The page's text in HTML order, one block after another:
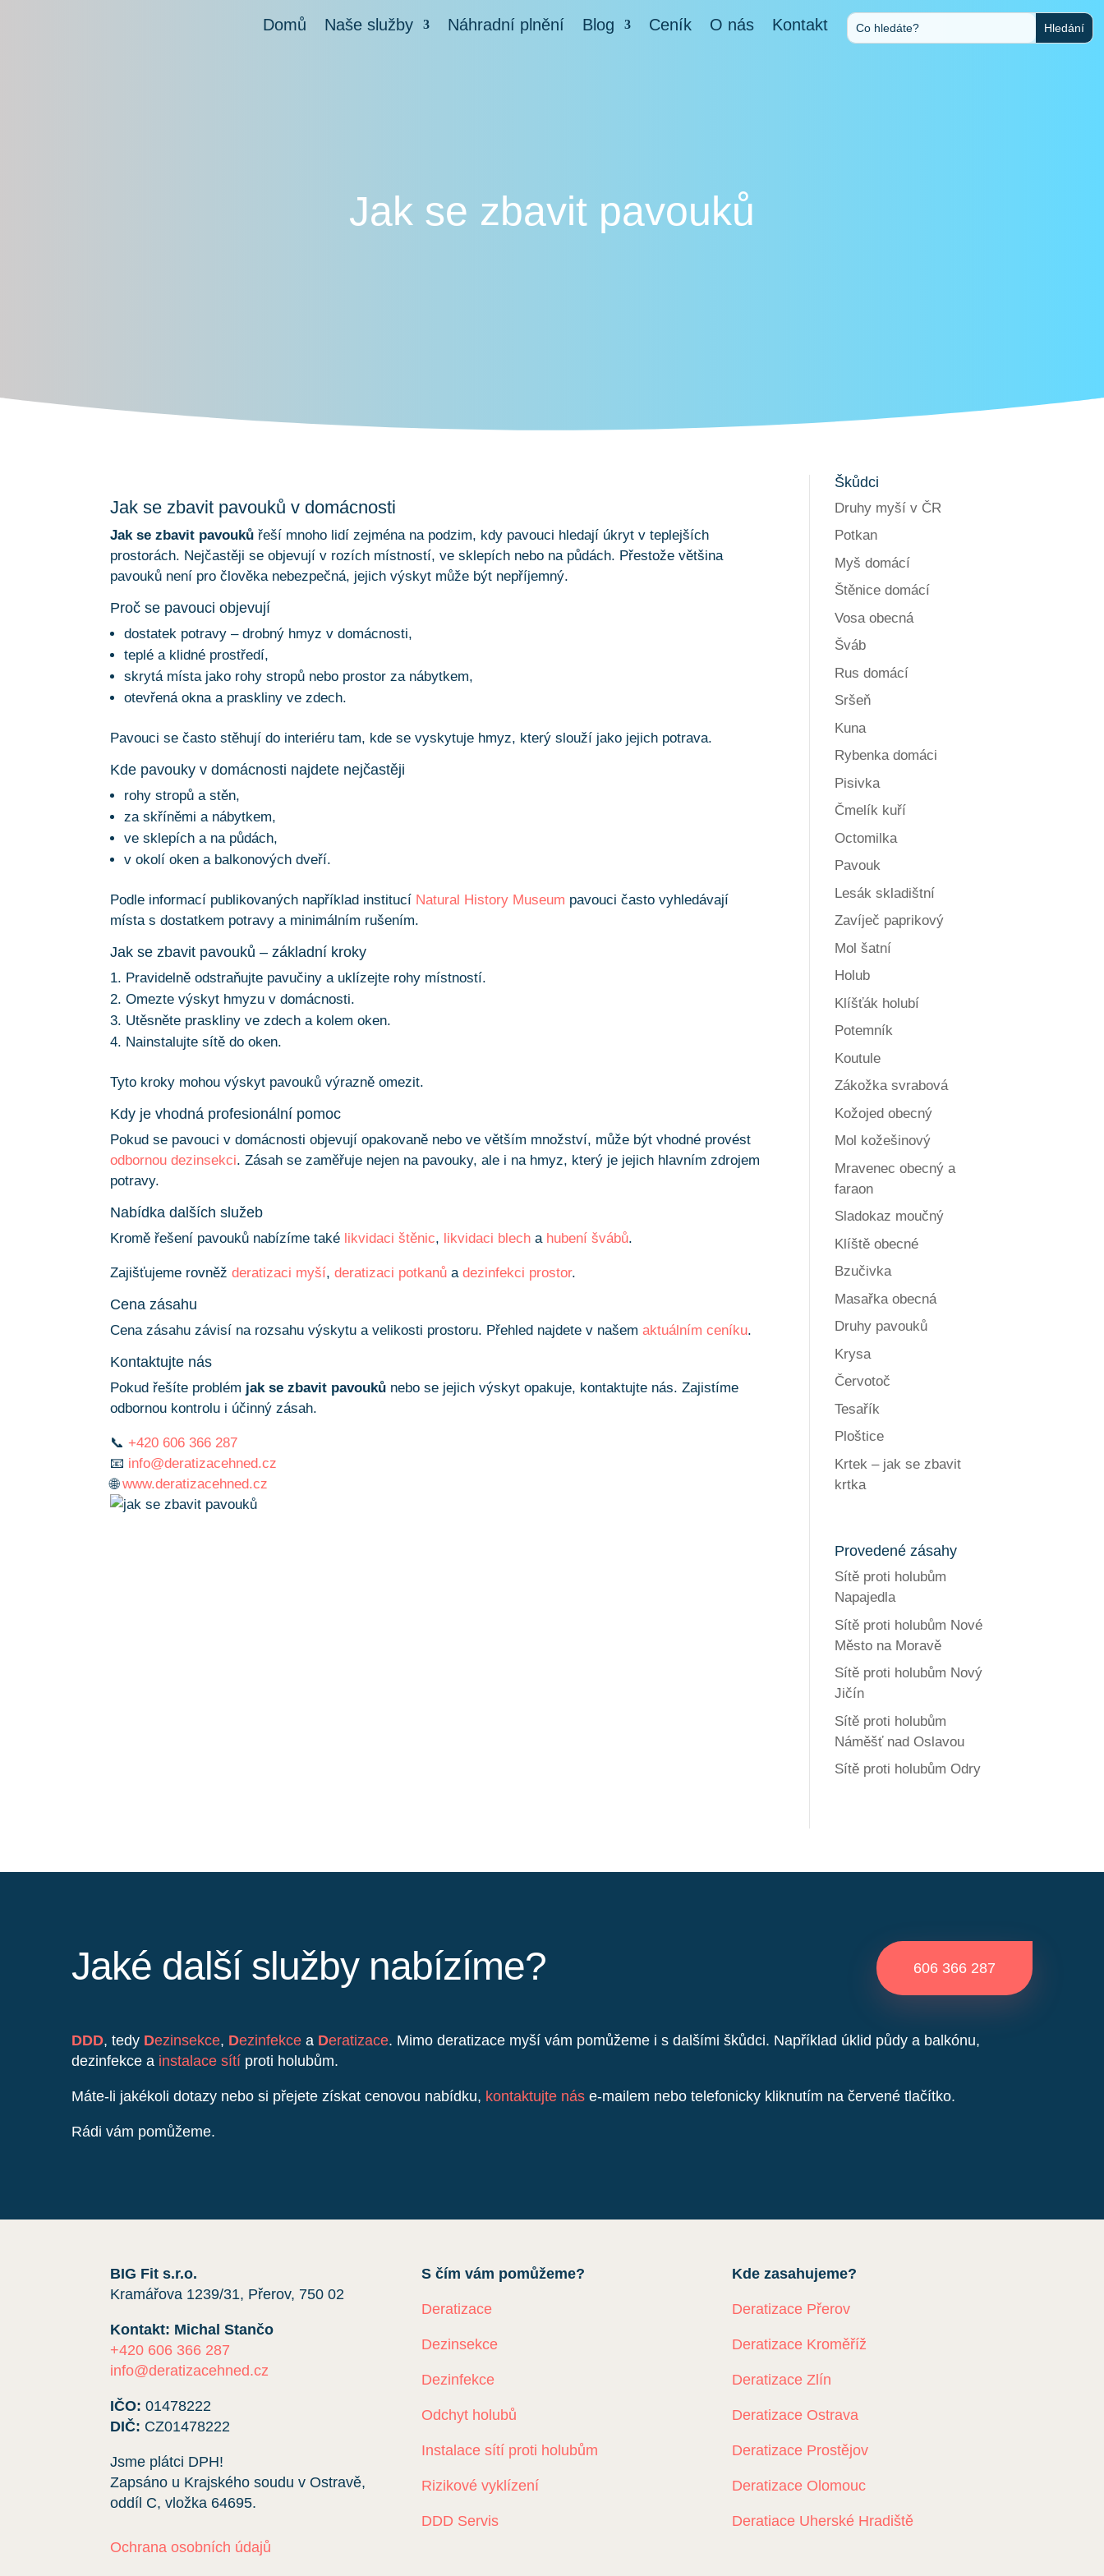
Domů Naše služby Náhradní plnění Blog Ceník O nás Kontakt
Jak se zbavit pavouků
Jak se zbavit pavouků v domácnosti
Jak se zbavit pavouků řeší mnoho lidí zejména na podzim, kdy pavouci hledají úkryt v teplejších
prostorách. Nejčastěji se objevují v rozích místností, ve sklepích nebo na půdách. Přestože většina
pavouků není pro člověka nebezpečná, jejich výskyt může být nepříjemný.
Proč se pavouci objevují
dostatek potravy – drobný hmyz v domácnosti,
teplé a klidné prostředí,
skrytá místa jako rohy stropů nebo prostor za nábytkem,
otevřená okna a praskliny ve zdech.
Pavouci se často stěhují do interiéru tam, kde se vyskytuje hmyz, který slouží jako jejich potrava.
Kde pavouky v domácnosti najdete nejčastěji
rohy stropů a stěn,
za skříněmi a nábytkem,
ve sklepích a na půdách,
v okolí oken a balkonových dveří.
Podle informací publikovaných například institucí Natural History Museum pavouci často vyhledávají
místa s dostatkem potravy a minimálním rušením.
Jak se zbavit pavouků – základní kroky
Pravidelně odstraňujte pavučiny a uklízejte rohy místností.
Omezte výskyt hmyzu v domácnosti.
Utěsněte praskliny ve zdech a kolem oken.
Nainstalujte sítě do oken.
Tyto kroky mohou výskyt pavouků výrazně omezit.
Kdy je vhodná profesionální pomoc
Pokud se pavouci v domácnosti objevují opakovaně nebo ve větším množství, může být vhodné provést
odbornou dezinsekci. Zásah se zaměřuje nejen na pavouky, ale i na hmyz, který je jejich hlavním zdrojem
potravy.
Nabídka dalších služeb
Kromě řešení pavouků nabízíme také likvidaci štěnic, likvidaci blech a hubení švábů.
Zajišťujeme rovněžderatizaci myší,deratizaci potkanů adezinfekci prostor.
Cena zásahu
Cena zásahu závisí na rozsahu výskytu a velikosti prostoru. Přehled najdete v našemaktuálním ceníku.
Kontaktujte nás
Pokud řešíte problém jak se zbavit pavouků nebo se jejich výskyt opakuje, kontaktujte nás. Zajistíme
odbornou kontrolu i účinný zásah.
📞+420 606 366 287
📧 info@deratizacehned.cz
🌐www.deratizacehned.cz
Škůdci
Druhy myší v ČR
Potkan
Myš domácí
Štěnice domácí
Vosa obecná
Šváb
Rus domácí
Sršeň
Kuna
Rybenka domáci
Pisivka
Čmelík kuří
Octomilka
Pavouk
Lesák skladištní
Zavíječ paprikový
Mol šatní
Holub
Klíšťák holubí
Potemník
Koutule
Zákožka svrabová
Kožojed obecný
Mol kožešinový
Mravenec obecný a
faraon
Sladokaz moučný
Klíště obecné
Bzučivka
Masařka obecná
Druhy pavouků
Krysa
Červotoč
Tesařík
Ploštice
Krtek – jak se zbavit
krtka
Provedené zásahy
Sítě proti holubům
Napajedla
Sítě proti holubům Nové
Město na Moravě
Sítě proti holubům Nový
Jičín
Sítě proti holubům
Náměšť nad Oslavou
Sítě proti holubům Odry
Jaké další služby nabízíme? 606 366 287
DDD, tedy Dezinsekce, Dezinfekce a Deratizace. Mimo deratizace myší vám pomůžeme i s dalšími škůdci. Například úklid půdy a balkónu,
dezinfekce a instalace sítí proti holubům.
Máte-li jakékoli dotazy nebo si přejete získat cenovou nabídku, kontaktujte nás e-mailem nebo telefonicky kliknutím na červené tlačítko.
Rádi vám pomůžeme.
BIG Fit s.r.o.
Kramářova 1239/31, Přerov, 750 02
Kontakt: Michal Stančo
+420 606 366 287
info@deratizacehned.cz
IČO: 01478222
DIČ: CZ01478222
Jsme plátci DPH!
Zapsáno u Krajského soudu v Ostravě,
oddíl C, vložka 64695.
Ochrana osobních údajů
S čím vám pomůžeme?
Deratizace
Dezinsekce
Dezinfekce
Odchyt holubů
Instalace sítí proti holubům
Rizikové vyklízení
DDD Servis
Kde zasahujeme?
Deratizace Přerov
Deratizace Kroměříž
Deratizace Zlín
Deratizace Ostrava
Deratizace Prostějov
Deratizace Olomouc
Deratiace Uherské Hradiště